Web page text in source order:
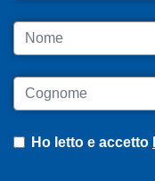
Nome
Cognome
Ho letto e accetto